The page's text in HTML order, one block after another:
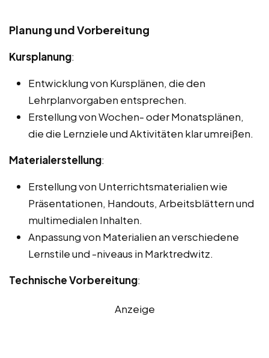
Planung und Vorbereitung
Kursplanung:
Entwicklung von Kursplänen, die den
Lehrplanvorgaben entsprechen.
Erstellung von Wochen- oder Monatsplänen,
die die Lernziele und Aktivitäten klar umreißen.
Materialerstellung:
Erstellung von Unterrichtsmaterialien wie
Präsentationen, Handouts, Arbeitsblättern und
multimedialen Inhalten.
Anpassung von Materialien an verschiedene
Lernstile und -niveaus in Marktredwitz.
Technische Vorbereitung:
Anzeige